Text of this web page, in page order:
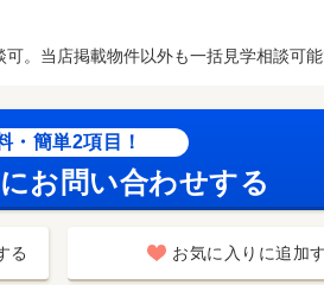
。当店掲載物件以外も一括見学相談可能
・簡単2項目！
お問い合わせする
る お気に入りに追加